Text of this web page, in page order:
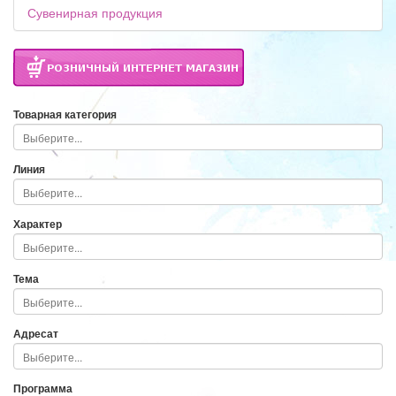
Сувенирная продукция
Товарная категория
Линия
Характер
Тема
Адресат
Программа